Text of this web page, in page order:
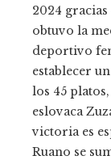
2024
obtuvo la
deportivo
establecer
los 45
eslovaca
victoria es
Ruano se